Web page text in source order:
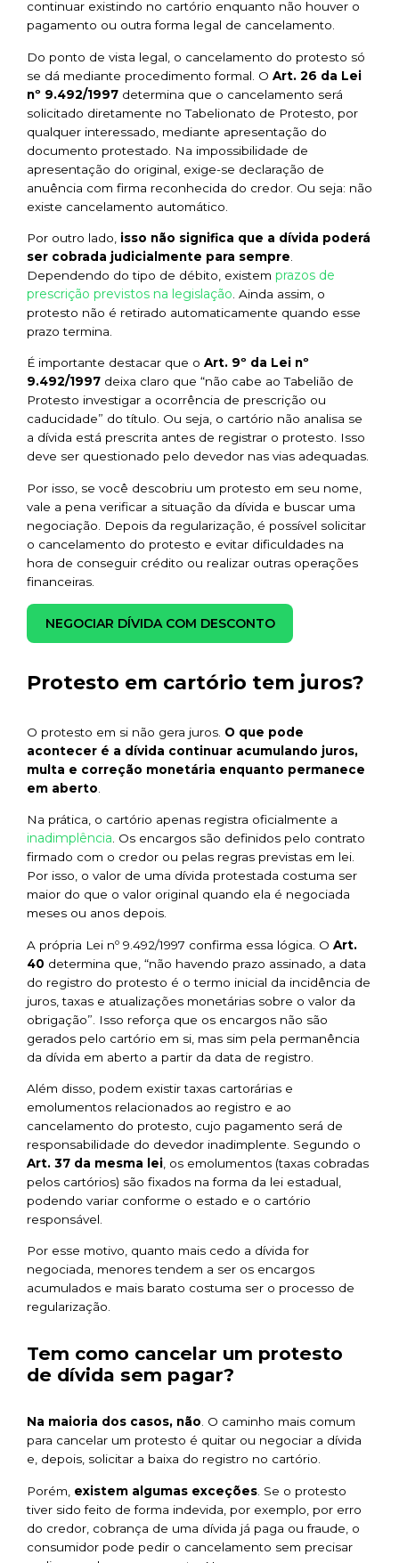
continuar existindo no cartório enquanto não houver o
pagamento ou outra forma legal de cancelamento.
Do ponto de vista legal, o cancelamento do protesto só
se dá mediante procedimento formal. O Art. 26 da Lei
nº 9.492/1997 determina que o cancelamento será
solicitado diretamente no Tabelionato de Protesto, por
qualquer interessado, mediante apresentação do
documento protestado. Na impossibilidade de
apresentação do original, exige-se declaração de
anuência com firma reconhecida do credor. Ou seja: não
existe cancelamento automático.
Por outro lado, isso não significa que a dívida poderá
ser cobrada judicialmente para sempre
Dependendo do tipo de débito, existem prazos de
prescrição previstos na legislação . Ainda assim, o
protesto não é retirado automaticamente quando esse
prazo termina.
É importante destacar que o Art. 9º da Lei nº
9.492/1997 deixa claro que “não cabe ao Tabelião de
Protesto investigar a ocorrência de prescrição ou
caducidade” do título. Ou seja, o cartório não analisa se
a dívida está prescrita antes de registrar o protesto. Isso
deve ser questionado pelo devedor nas vias adequadas.
Por isso, se você descobriu um protesto em seu nome,
vale a pena verificar a situação da dívida e buscar uma
negociação. Depois da regularização, é possível solicitar
o cancelamento do protesto e evitar dificuldades na
hora de conseguir crédito ou realizar outras operações
financeiras.
NEGOCIAR DÍVIDA COM DESCONTO
Protesto em cartório tem juros?
O protesto em si não gera juros. O que pode
acontecer é a dívida continuar acumulando juros,
multa e correção monetária enquanto permanece
em aberto
Na prática, o cartório apenas registra oficialmente a
inadimplência. Os encargos são definidos pelo contrato
firmado com o credor ou pelas regras previstas em lei.
Por isso, o valor de uma dívida protestada costuma ser
maior do que o valor original quando ela é negociada
meses ou anos depois.
A própria Lei nº 9.492/1997 confirma essa lógica. O Art.
40 determina que, “não havendo prazo assinado, a data
do registro do protesto é o termo inicial da incidência de
juros, taxas e atualizações monetárias sobre o valor da
obrigação” . Isso reforça que os encargos não são
gerados pelo cartório em si, mas sim pela permanência
da dívida em aberto a partir da data de registro.
Além disso, podem existir taxas cartorárias e
emolumentos relacionados ao registro e ao
cancelamento do protesto, cujo pagamento será de
responsabilidade do devedor inadimplente. Segundo o
Art. 37 da mesma lei , os emolumentos (taxas cobradas
pelos cartórios) são fixados na forma da lei estadual,
podendo variar conforme o estado e o cartório
responsável.
Por esse motivo, quanto mais cedo a dívida for
negociada, menores tendem a ser os encargos
acumulados e mais barato costuma ser o processo de
regularização.
Tem como cancelar um protesto
de dívida sem pagar?
Na maioria dos casos, não. O caminho mais comum
para cancelar um protesto é quitar ou negociar a dívida
e, depois, solicitar a baixa do registro no cartório.
Porém, existem algumas exceções . Se o protesto
tiver sido feito de forma indevida, por exemplo, por erro
do credor, cobrança de uma dívida já paga ou fraude, o
consumidor pode pedir o cancelamento sem precisar